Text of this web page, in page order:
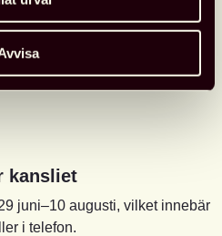
kansliet
juni–10 augusti, vilket innebär
i telefon.